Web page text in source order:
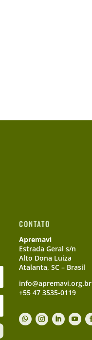
CONTATO
Apremavi
Estrada Geral s/n
Alto Dona Luiza
Atalanta, SC – Brasil
info@apremavi.org.br
+55 47 3535-0119